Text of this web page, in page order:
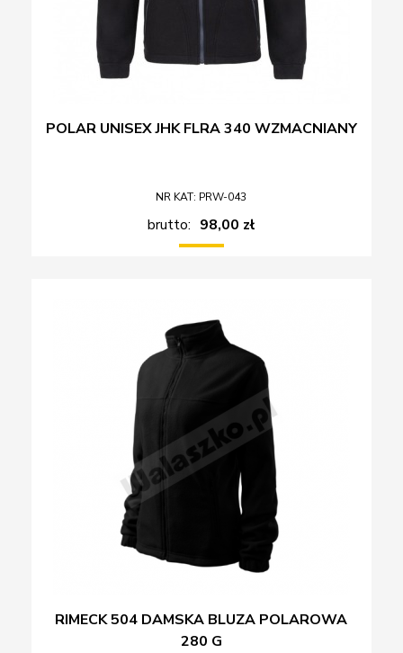
POLAR UNISEX JHK FLRA 340 WZMACNIANY
NR KAT: PRW-043
brutto: 98,00 zł
RIMECK 504 DAMSKA BLUZA POLAROWA
280 G